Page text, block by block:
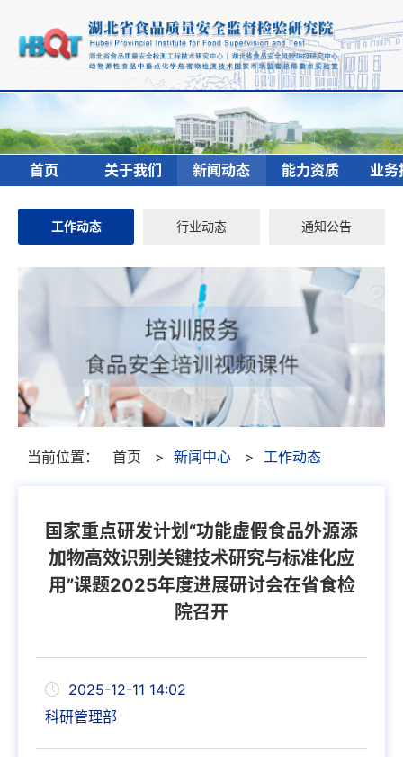
首页 关于我们 新闻动态 能力资质 业务
工作动态 行业动态 通知公告
当前位置： 首页 > 新闻中心 > 工作动态
国家重点研发计划“功能虚假食品外源添
加物高效识别关键技术研究与标准化应
用”课题2025年度进展研讨会在省食检
院召开
2025-12-11 14:02
科研管理部